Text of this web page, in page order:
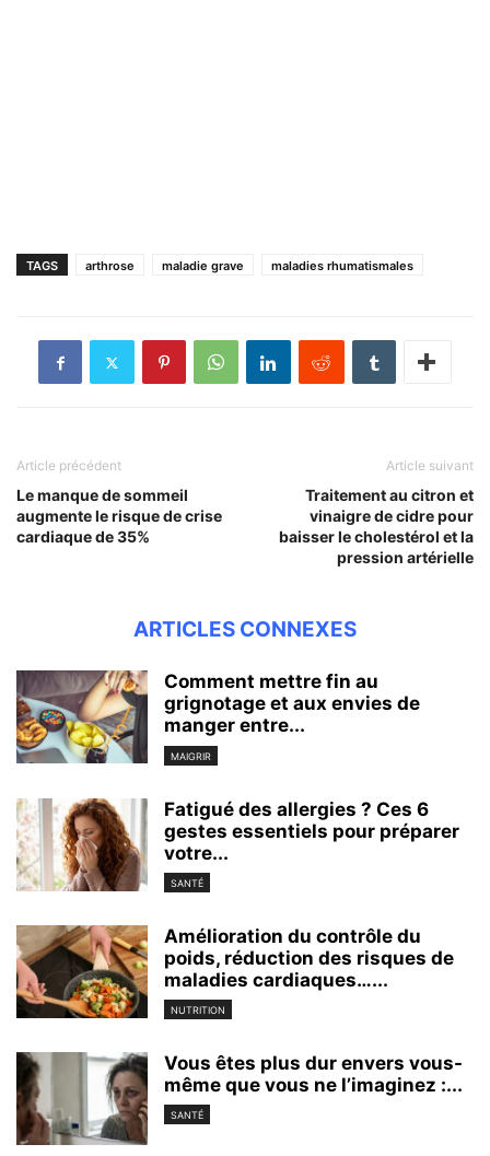
TAGS arthrose maladie grave maladies rhumatismales
Article précédent
Le manque de sommeil
augmente le risque de crise
cardiaque de 35%
Article suivant
Traitement au citron et
vinaigre de cidre pour
baisser le cholestérol et la
pression artérielle
ARTICLES CONNEXES
Comment mettre fin au
grignotage et aux envies de
manger entre...
MAIGRIR
Fatigué des allergies ? Ces 6
gestes essentiels pour préparer
votre...
SANTÉ
Amélioration du contrôle du
poids, réduction des risques de
maladies cardiaques…...
NUTRITION
Vous êtes plus dur envers vous-
même que vous ne l’imaginez :...
SANTÉ